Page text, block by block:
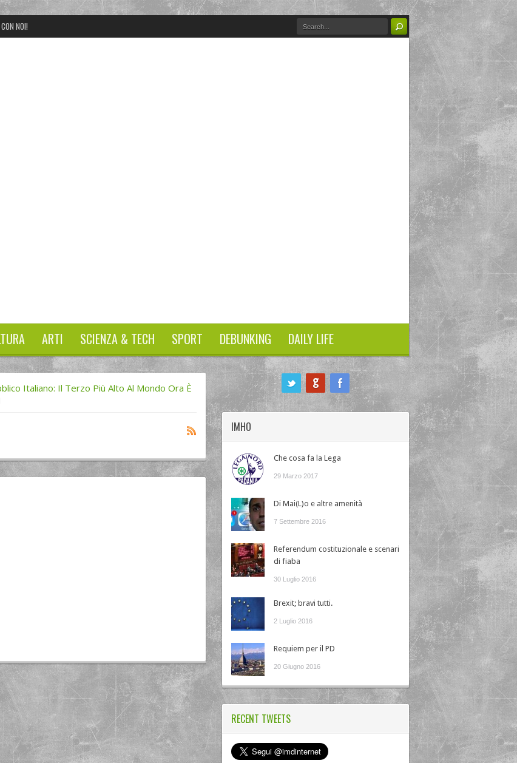
NOI!
ARTI SCIENZA & TECH SPORT DEBUNKING DAILY LIFE
Italiano: Il Terzo Più Alto Al Mondo Ora È
IMHO
Che cosa fa la Lega
29 Marzo 2017
Di Mai(L)o e altre amenità
7 Settembre 2016
Referendum costituzionale e scenari
di fiaba
30 Luglio 2016
Brexit; bravi tutti.
2 Luglio 2016
Requiem per il PD
20 Giugno 2016
RECENT TWEETS